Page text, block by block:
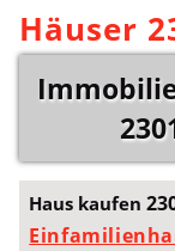
Häuser
Haus kaufen